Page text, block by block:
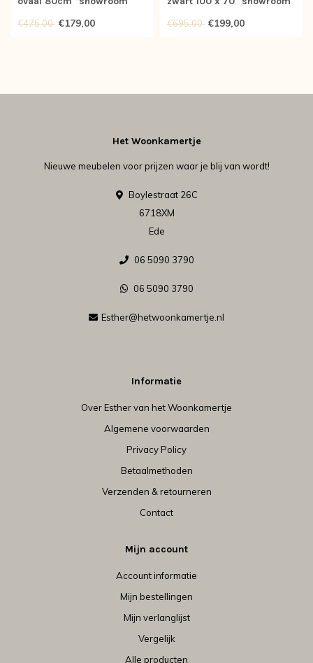
€475,00 €179,00 €695,00 €199,00
Het Woonkamertje
Nieuwe meubelen voor prijzen waar je blij van wordt!
Boylestraat 26C
6718XM
Ede
06 5090 3790
06 5090 3790
Esther@hetwoonkamertje.nl
Informatie
Over Esther van het Woonkamertje
Algemene voorwaarden
Privacy Policy
Betaalmethoden
Verzenden & retourneren
Contact
Mijn account
Account informatie
Mijn bestellingen
Mijn verlanglijst
Vergelijk
Alle producten